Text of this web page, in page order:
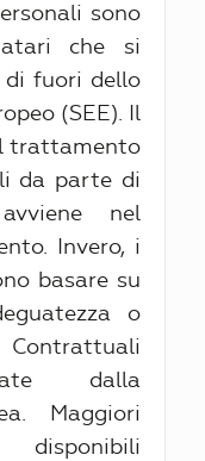
sono
che si
di fuori dello
(SEE). Il
trattamento
da parte di
nel
Invero, i
basare su
o
dalla
Maggiori
disponibili